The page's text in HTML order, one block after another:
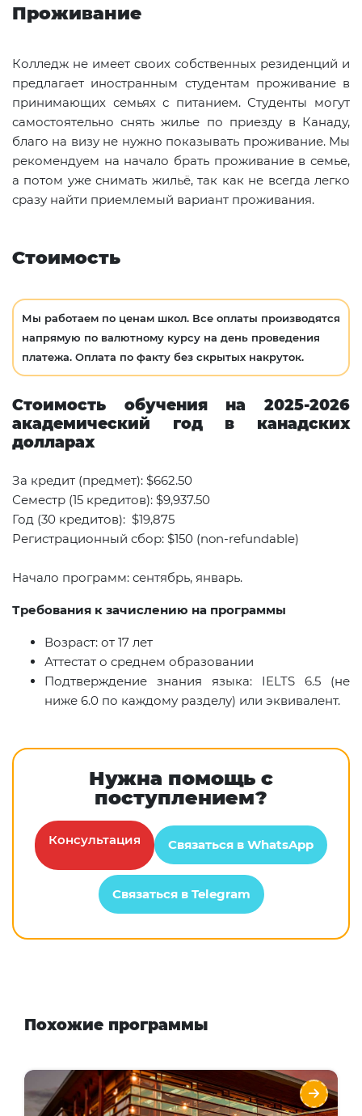
Проживание
Колледж не имеет своих собственных резиденций и
предлагает иностранным студентам проживание в
принимающих семьях с питанием. Студенты могут
самостоятельно снять жилье по приезду в Канаду,
благо на визу не нужно показывать проживание. Мы
рекомендуем на начало брать проживание в семье,
а потом уже снимать жильё, так как не всегда легко
сразу найти приемлемый вариант проживания.
Стоимость
Мы работаем по ценам школ. Все оплаты производятся
напрямую по валютному курсу на день проведения
платежа. Оплата по факту без скрытых накруток.
Стоимость обучения на 2025-2026
академический год в канадских
долларах
За кредит (предмет): $662.50
Семестр (15 кредитов): $9,937.50
Год (30 кредитов): $19,875
Регистрационный сбор: $150 (non-refundable)
Начало программ: сентябрь, январь.
Требования к зачислению на программы
Возраст: от 17 лет
Аттестат о среднем образовании
Подтверждение знания языка: IELTS 6.5 (не
ниже 6.0 по каждому разделу) или эквивалент.
Нужна помощь с
поступлением?
Консультация Связаться в WhatsApp
Связаться в Telegram
Похожие программы
Бакалавриат в Sheridan Institute of
Technology and Advanced Learning -